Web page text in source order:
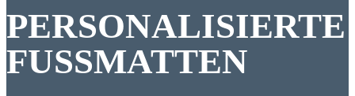
PERSONALISIERTE
FUSSMATTEN